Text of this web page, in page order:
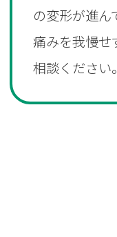
の変形が進ん
痛みを我慢せ
相談ください。